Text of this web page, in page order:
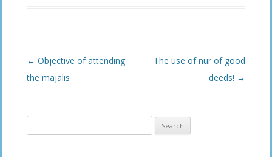
Post
navigation
← Objective of attending
the majalis
The use of nur of good
deeds! →
for: